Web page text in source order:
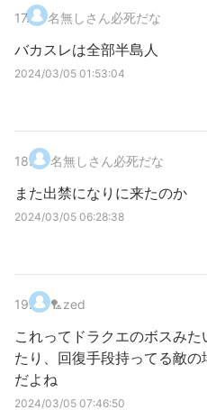
17. 名無しさん必死だな
バカスレは全部半島人
2024/03/05 01:53:04
18. 名無しさん必死だな
また出禁になりに来たのか
2024/03/05 06:28:38
19. 🏸zed
これってドラクエのボスみ
たり、回復手段持ってる敵
だよね
2024/03/05 07:46:50